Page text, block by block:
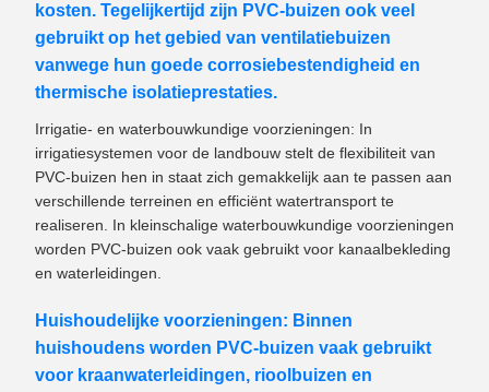
kosten. Tegelijkertijd zijn PVC-buizen ook veel
gebruikt op het gebied van ventilatiebuizen
vanwege hun goede corrosiebestendigheid en
thermische isolatieprestaties.
Irrigatie- en waterbouwkundige voorzieningen: In
irrigatiesystemen voor de landbouw stelt de flexibiliteit van
PVC-buizen hen in staat zich gemakkelijk aan te passen aan
verschillende terreinen en efficiënt watertransport te
realiseren. In kleinschalige waterbouwkundige voorzieningen
worden PVC-buizen ook vaak gebruikt voor kanaalbekleding
en waterleidingen.
Huishoudelijke voorzieningen: Binnen
huishoudens worden PVC-buizen vaak gebruikt
voor kraanwaterleidingen, rioolbuizen en